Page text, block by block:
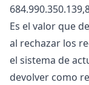
Es el valor que
al rechazar los
el sistema de
devolver como